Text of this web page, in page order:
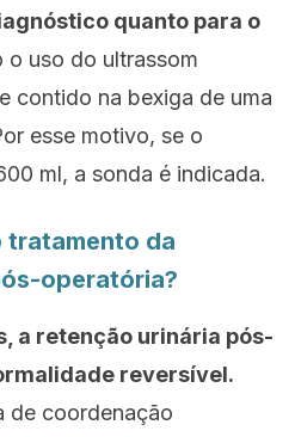
quanto para o
o uso do ultrassom
contido na bexiga de uma
esse motivo, se o
ml, a sonda é indicada.
tratamento da
operatória?
a retenção urinária pós-
reversível.
de coordenação